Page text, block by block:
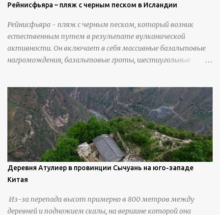
Рейнисфьяра – пляж с черным песком в Исландии
Рейнисфьяра - пляж с черным песком, который возник
естественным путем в результате вулканической
активности. Он включает в себя массивные базальтовые
нагромождения, базальтовые гроты, шестиугольные
Деревня Атулиер в провинции Сычуань на юго-западе
Китая
Из-за перепада высот примерно в 800 метров между
деревней и подножием скалы, на вершине которой она